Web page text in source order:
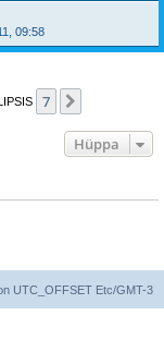
09:58
7
Hüppa
UTC_OFFSET Etc/GMT-3